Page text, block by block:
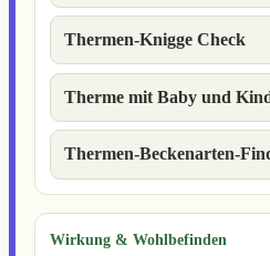
Thermen-Knigge Check
Therme mit Baby und
Thermen-Beckenarten-
Wirkung & Wohlbefinden